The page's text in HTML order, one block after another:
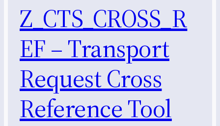
Z_CTS_CROSS_R
EF – Transport
Request Cross
Reference Tool